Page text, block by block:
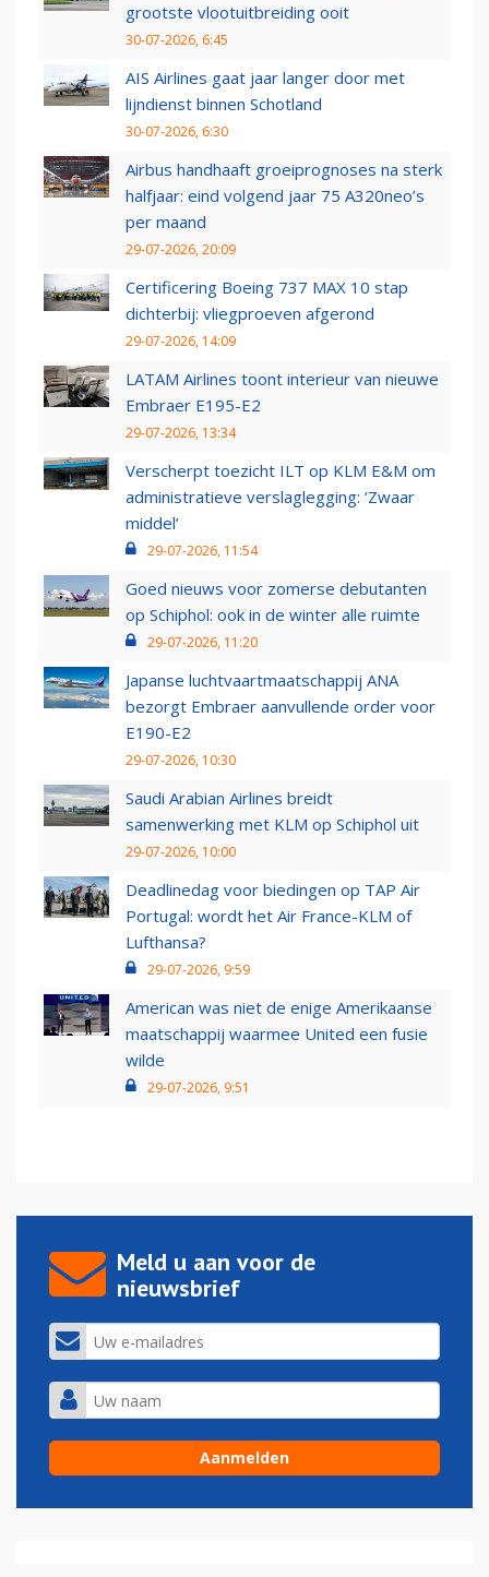
grootste vlootuitbreiding ooit
30-07-2026, 6:45
AIS Airlines gaat jaar langer door met
lijndienst binnen Schotland
30-07-2026, 6:30
Airbus handhaaft groeiprognoses na sterk
halfjaar: eind volgend jaar 75 A320neo’s
per maand
29-07-2026, 20:09
Certificering Boeing 737 MAX 10 stap
dichterbij: vliegproeven afgerond
29-07-2026, 14:09
LATAM Airlines toont interieur van nieuwe
Embraer E195-E2
29-07-2026, 13:34
Verscherpt toezicht ILT op KLM E&M om
administratieve verslaglegging: ‘Zwaar
middel’
29-07-2026, 11:54
Goed nieuws voor zomerse debutanten
op Schiphol: ook in de winter alle ruimte
29-07-2026, 11:20
Japanse luchtvaartmaatschappij ANA
bezorgt Embraer aanvullende order voor
E190-E2
29-07-2026, 10:30
Saudi Arabian Airlines breidt
samenwerking met KLM op Schiphol uit
29-07-2026, 10:00
Deadlinedag voor biedingen op TAP Air
Portugal: wordt het Air France-KLM of
Lufthansa?
29-07-2026, 9:59
American was niet de enige Amerikaanse
maatschappij waarmee United een fusie
wilde
29-07-2026, 9:51
Meld u aan voor de
nieuwsbrief